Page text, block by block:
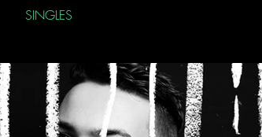
SINGLES